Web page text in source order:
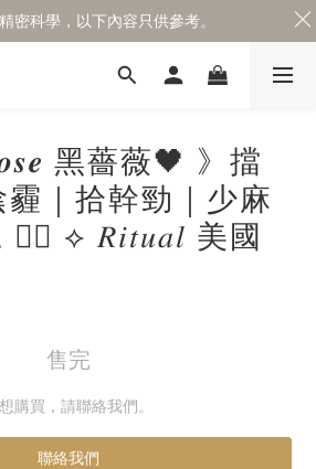
黑薔薇🖤 》擋
｜拾幹勁｜少麻
⟡ 𝑅𝑖𝑡𝑢𝑎𝑙 美國
售完
購買，請聯絡我們。
聯絡我們
密科學，以下內容只供參考。